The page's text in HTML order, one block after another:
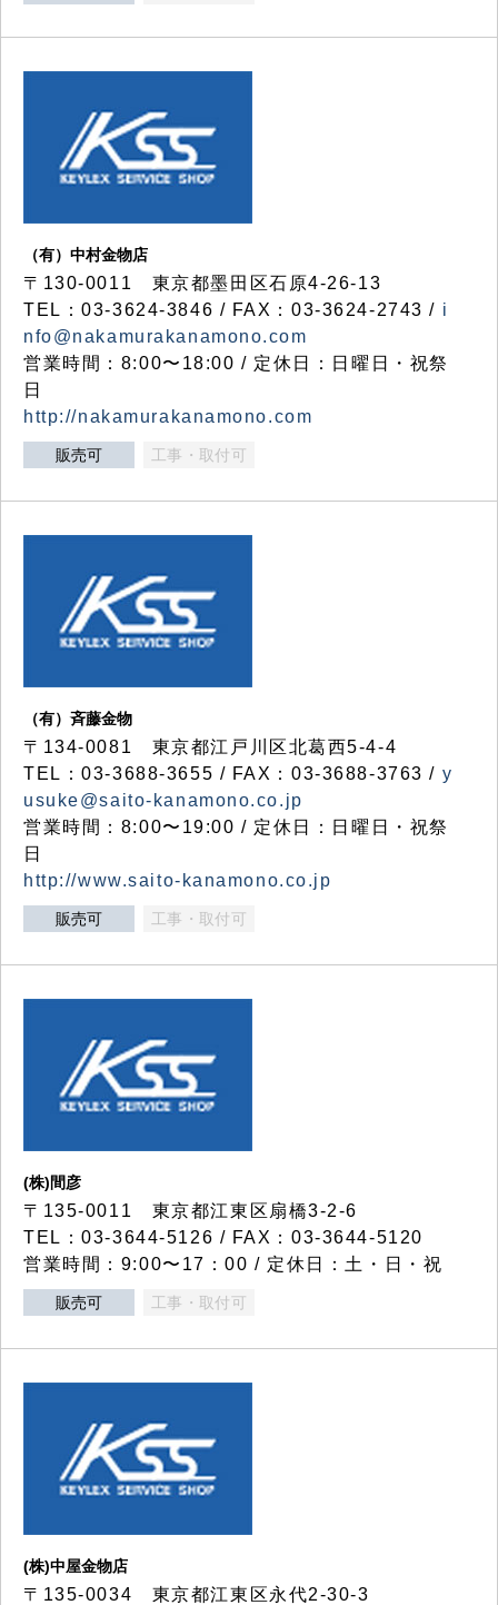
（有）中村金物店
〒130-0011 東京都墨田区石原4-26-13
TEL：03-3624-3846 / FAX：03-3624-2743 / i
nfo@nakamurakanamono.com
営業時間：8:00〜18:00 / 定休日：日曜日・祝祭
日
http://nakamurakanamono.com
販売可 工事・取付可
（有）斉藤金物
〒134-0081 東京都江戸川区北葛西5-4-4
TEL：03-3688-3655 / FAX：03-3688-3763 / y
usuke@saito-kanamono.co.jp
営業時間：8:00〜19:00 / 定休日：日曜日・祝祭
日
http://www.saito-kanamono.co.jp
販売可 工事・取付可
(株)間彦
〒135-0011 東京都江東区扇橋3-2-6
TEL：03-3644-5126 / FAX：03-3644-5120
営業時間：9:00〜17：00 / 定休日：土・日・祝
販売可 工事・取付可
(株)中屋金物店
〒135-0034 東京都江東区永代2-30-3